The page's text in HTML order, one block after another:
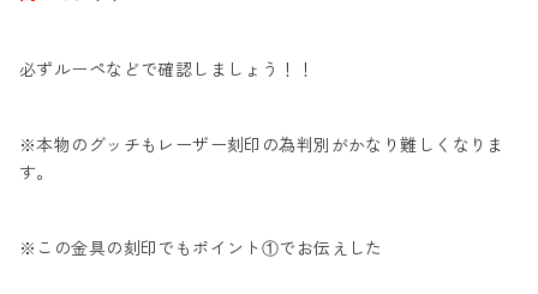
必ずルーペなどで確認しましょう！！
※本物のグッチもレーザー刻印の為判別がかなり難しくなりま
す。
※この金具の刻印でもポイント①でお伝えした